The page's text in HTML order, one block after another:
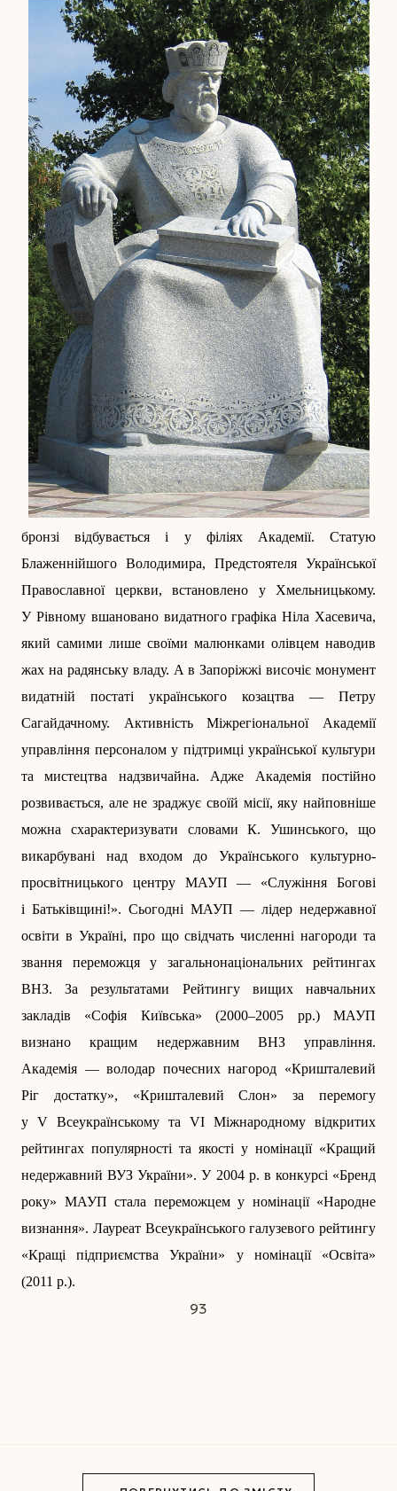
бронзі відбувається і у філіях Академії. Статую
Блаженнійшого Володимира, Предстоятеля Української
Православної церкви, встановлено у Хмельницькому.
У Рівному вшановано видатного графіка­ Ніла Хасевича,
який самими лише своїми малюнками олівцем наводив
жах на радянську владу. А в Запоріжжі височіє монумент
видатній постаті українського козацтва — Петру
Сагайдачному. Активність Міжрегіональної Академії
управління персоналом у підтримці української культури
та мистецтва надзвичайна. Адже Академія постійно
розвивається, але не зраджує своїй місії, яку найповніше
можна схарактеризувати словами К. Ушинського, що
викарбувані над входом до Українського культурно-
просвітницького центру МАУП — «Служіння Богові
і Батьківщині!». Сьогодні МАУП — лідер недержавної
освіти в Україні, про що свідчать численні нагороди та
звання переможця у загальнонаціональних рейтингах
ВНЗ. За результатами Рейтингу ­вищих навчальних
закладів «Софія Київська» (2000–2005 рр.) МАУП
визнано кращим недержавним ВНЗ управління.
Академія — володар почесних нагород «Кришталевий
Ріг достатку», «Кришталевий Слон» за перемогу
у V Всеукраїнському та VI Міжнародному відкритих
рейтингах популярності та якості у номінації «Кращий
недержавний ВУЗ України». У 2004 р. в конкурсі «Бренд
року» МАУП стала переможцем у номінації «Народне
визнання». Лауреат Всеукраїнського галузевого рейтингу
«Кращі підприємства України» у номінації «Освіта»
(2011 р.).
93